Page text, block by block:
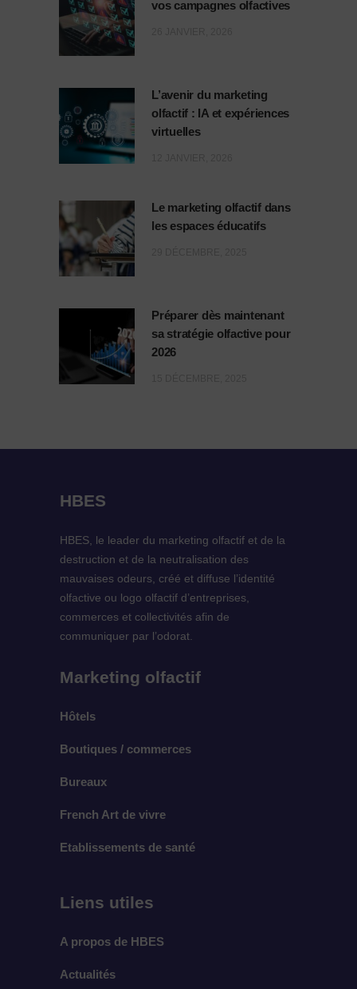
vos campagnes olfactives
L’avenir du marketing
olfactif : IA et expériences
virtuelles
Le marketing olfactif dans
les espaces éducatifs
Préparer dès maintenant
sa stratégie olfactive pour
2026
HBES
HBES, le leader du marketing olfactif et de la
destruction et de la neutralisation des
mauvaises odeurs, créé et diffuse l’identité
olfactive ou logo olfactif d’entreprises,
commerces et collectivités afin de
communiquer par l’odorat.
Marketing olfactif
Hôtels
Boutiques / commerces
Bureaux
French Art de vivre
Etablissements de santé
Liens utiles
A propos de HBES
Actualités